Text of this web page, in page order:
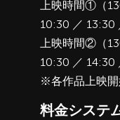
上映時間①（
10:30 ／ 13:30
上映時間②（
10:30 ／ 14:30
※各作品上映
料金システ